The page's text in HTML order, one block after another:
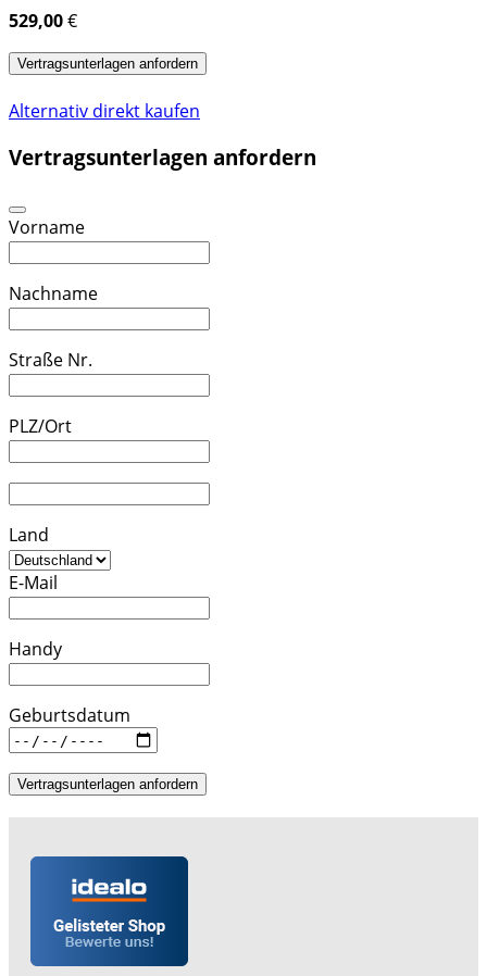
529,00€
Vertragsunterlagen anfordern
Alternativ direkt kaufen
Vertragsunterlagen anfordern
Vorname
Nachname
Straße Nr.
PLZ/Ort
Land
E-Mail
Handy
Geburtsdatum
Vertragsunterlagen anfordern